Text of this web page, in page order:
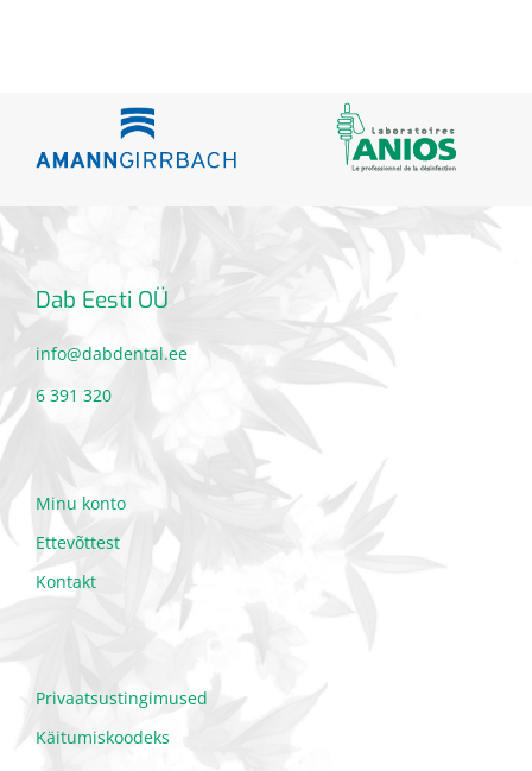
Dab Eesti OÜ
info@dabdental.ee
6 391 320
Minu konto
Ettevõttest
Kontakt
Privaatsustingimused
Käitumiskoodeks